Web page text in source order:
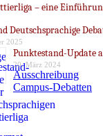
– eine
Deutschsprachige
2025
Punktestand-Update
20. März 2024
Ausschreibung
Campus-Debatten